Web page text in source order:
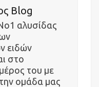
Blog
αλυσίδας
ειδών
στο
του με
ομάδα μας